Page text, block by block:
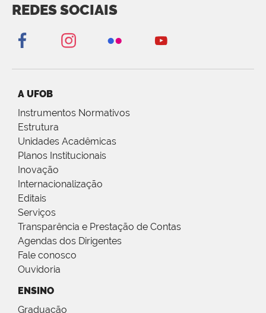
REDES SOCIAIS
A UFOB
Instrumentos Normativos
Estrutura
Unidades Acadêmicas
Planos Institucionais
Inovação
Internacionalização
Editais
Serviços
Transparência e Prestação de Contas
Agendas dos Dirigentes
Fale conosco
Ouvidoria
ENSINO
Graduação